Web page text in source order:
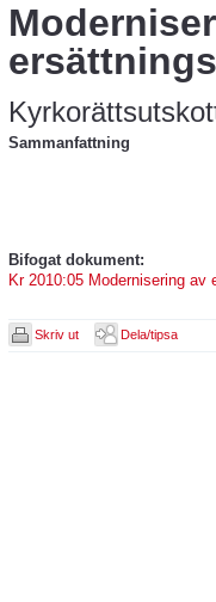
Sammanfattning
Bifogat dokument:
Kr 2010:05 Modernisering av
Skriv ut Dela/tipsa